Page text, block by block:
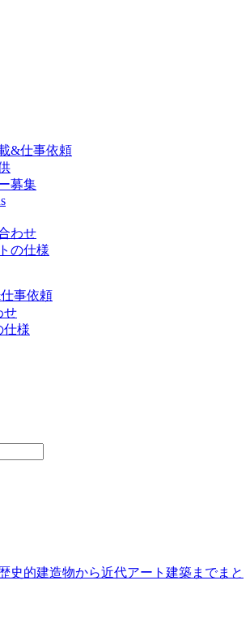
&仕事依頼
募集
わせ
の仕様
事依頼
せ
仕様
史的建造物から近代アート建築までまと